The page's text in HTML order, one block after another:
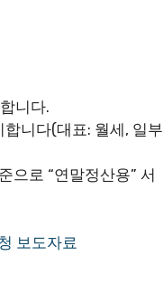
니다.
니다(대표: 월세, 일부
으로 “연말정산용” 서
보도자료